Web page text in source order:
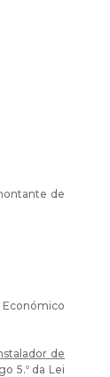
de
de
5.º da Lei